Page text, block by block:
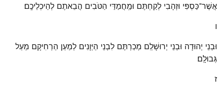
אֲשֶׁר־כַּסְפִּי וּזְהָבִי לְקַחְתֶּם וּמַֽחֲמַדַּי הַטֹּבִים הֲבֵאתֶם לְהֵיכְלֵיכֶֽם׃
ו
וּבְנֵי יְהוּדָה וּבְנֵי יְרוּשָׁלַ͏ִם מְכַרְתֶּם לִבְנֵי הַיְּוָנִים לְמַעַן הַרְחִיקָם מֵעַל
גְּבוּלָֽם׃
ז